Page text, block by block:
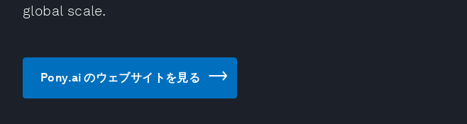
global scale.
Pony.ai のウェブサイトを見る